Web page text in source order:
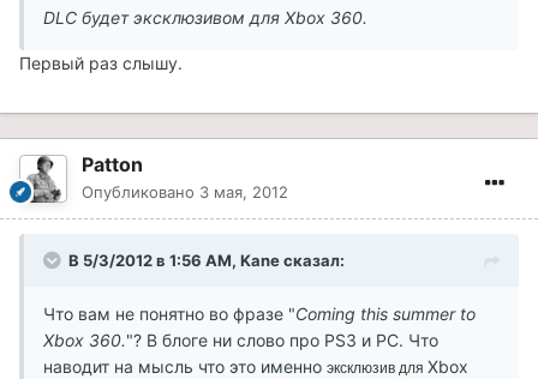
DLC будет эксклюзивом для Xbox 360.
Первый раз слышу.
Patton
Опубликовано 3 мая, 2012
В 5/3/2012 в 1:56 AM, Kane сказал:
Что вам не понятно во фразе "Coming this summer to
Xbox 360."? В блоге ни слово про PS3 и PC. Что
наводит на мысль что это именно эксклюзив для Xbox